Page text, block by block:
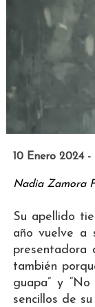
10 Enero 2024 -
Nadia Zamora
Su apellido
año vuelve a
presentadora
también
guapa” y
sencillos de